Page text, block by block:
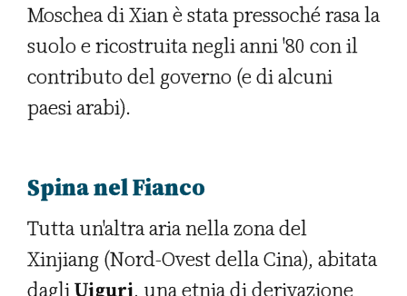
Moschea di Xian è stata pressoché rasa la
suolo e ricostruita negli anni '80 con il
contributo del governo (e di alcuni
paesi arabi).
Spina nel Fianco
Tutta un'altra aria nella zona del
Xinjiang (Nord-Ovest della Cina), abitata
dagliUiguri, una etnia di derivazione